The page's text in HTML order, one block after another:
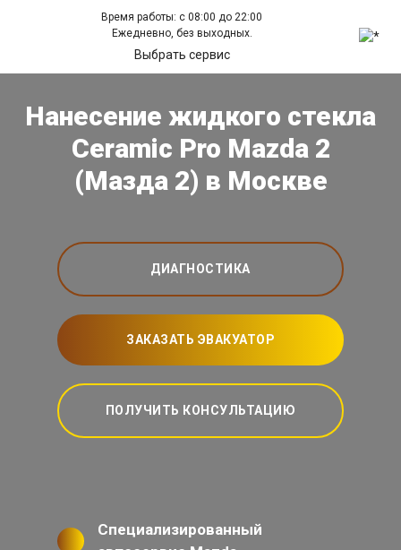
Время работы: с 08:00 до 22:00
Ежедневно, без выходных.
Выбрать сервис
Нанесение жидкого стекла
Ceramic Pro Mazda 2
(Мазда 2) в Москве
ДИАГНОСТИКА
ЗАКАЗАТЬ ЭВАКУАТОР
ПОЛУЧИТЬ КОНСУЛЬТАЦИЮ
Специализированный